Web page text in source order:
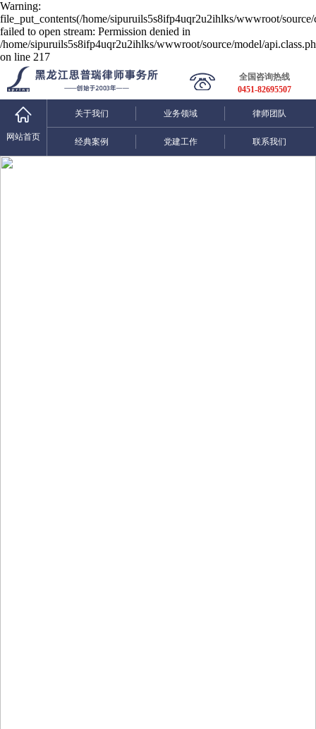
Warning:
file_put_contents(/home/sipuruils5s8ifp4uqr2u2ihlks/wwwroot/source/
failed to open stream: Permission denied in
/home/sipuruils5s8ifp4uqr2u2ihlks/wwwroot/source/model/
on line 217
全国咨询热线
0451-82695507
网站首页
关于我们 业务领域 律师团队
经典案例 党建工作 联系我们